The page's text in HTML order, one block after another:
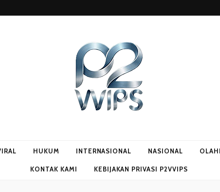
HUKUM INTERNASIONAL NASIONAL
KONTAK KAMI KEBIJAKAN PRIVASI P2VVIPS